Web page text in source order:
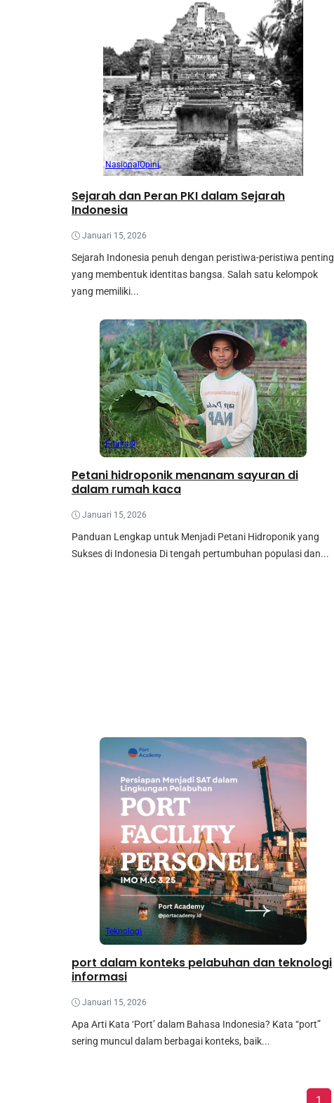
NasionalOpini
Sejarah dan Peran PKI dalam Sejarah
Indonesia
Januari 15, 2026
Sejarah Indonesia penuh dengan peristiwa-peristiwa penting
yang membentuk identitas bangsa. Salah satu kelompok
yang memiliki...
Edukasi
Petani hidroponik menanam sayuran di
dalam rumah kaca
Januari 15, 2026
Panduan Lengkap untuk Menjadi Petani Hidroponik yang
Sukses di Indonesia Di tengah pertumbuhan populasi dan...
Teknologi
port dalam konteks pelabuhan dan teknologi
informasi
Januari 15, 2026
Apa Arti Kata ‘Port’ dalam Bahasa Indonesia? Kata “port”
sering muncul dalam berbagai konteks, baik...